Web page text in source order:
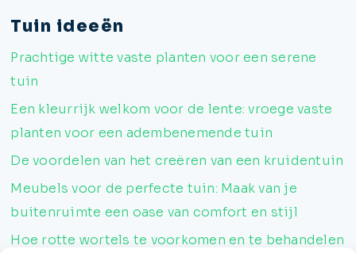
Tuin ideeën
Prachtige witte vaste planten voor een serene
tuin
Een kleurrijk welkom voor de lente: vroege vaste
planten voor een adembenemende tuin
De voordelen van het creëren van een kruidentuin
Meubels voor de perfecte tuin: Maak van je
buitenruimte een oase van comfort en stijl
Hoe rotte wortels te voorkomen en te behandelen